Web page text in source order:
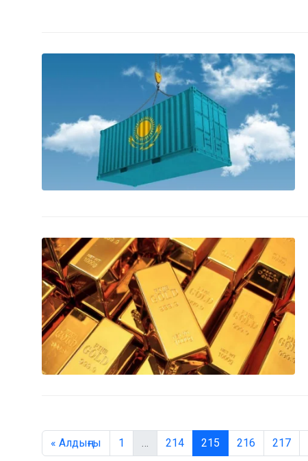
« Алдыңғы 1 … 214 215 216 217